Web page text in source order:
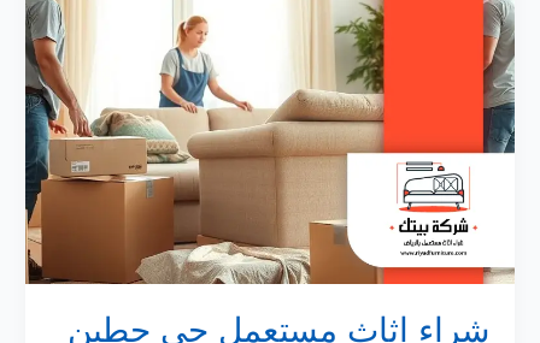
شراء اثاث مستعمل حي حطين